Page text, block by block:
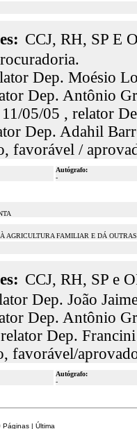
CCJ, RH, SP E
Dep. Moésio
Dep. Antônio
05/05 , relator
Dep. Adahil
favorável /
Autógrafo:
-
AGRICULTURA FAMILIAR E DÁ
CCJ, RH, SP e
Dep. João
Dep. Antônio
Dep.
favorável/
Autógrafo:
-
Páginas | Última